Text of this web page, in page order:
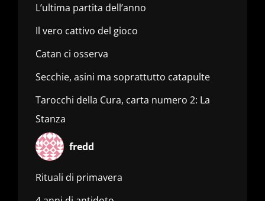
L’ultima partita dell’anno
Il vero cattivo del gioco
Catan ci osserva
Secchie, asini ma soprattutto catapulte
Tarocchi della Cura, carta numero 2: La
Stanza
fredd
Rituali di primavera